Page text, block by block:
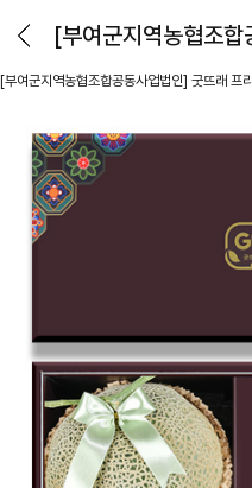
[부여군지역농협조합공동사업법인] 굿뜨래 프